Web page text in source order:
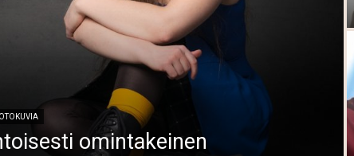
omintakeinen